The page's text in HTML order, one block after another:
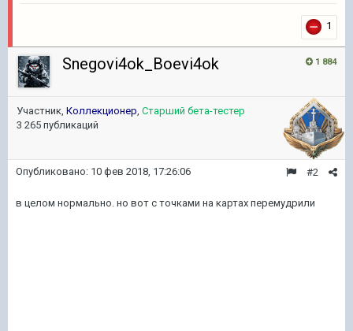
1
1 884
Snegovi4ok_Boevi4ok
Участник, Коллекционер, Старший бета-тестер
3 265 публикаций
#2
Опубликовано: 10 фев 2018, 17:26:06
в целом нормально. но вот с точками на картах перемудрили